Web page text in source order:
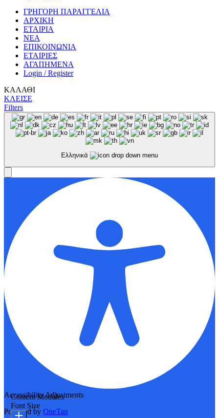
ΓΡΗΓΟΡΗ ΠΑΡΑΓΓΕΛΙΑ
ΑΡΧΙΚΗ
ΕΤΑΙΡΙΑ
ΝΕΑ
ΕΠΙΚΟΙΝΩΝΙΑ
ΕΤΑΙΡΙΕΣ
ΑΓΑΠΗΜΕΝΑ
Login / Register
ΚΑΛΑΘΙ
ΚΛΕΙΣΕ
Filters
Ελληνικά
Accessibility Adjustments
Powered by OneTap
Content Modules
Font Size